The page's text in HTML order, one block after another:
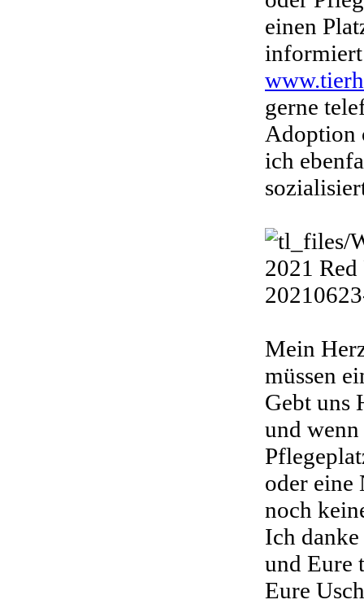
einen
informiert
gerne
Adoption
ich
Mein
müssen
Gebt uns
und
oder eine
noch
Ich
und Eure
Eure